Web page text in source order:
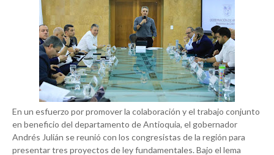
En un esfuerzo por promover la colaboración y el trabajo conjunto
en beneficio del departamento de Antioquia, el gobernador
Andrés Julián se reunió con los congresistas de la región para
presentar tres proyectos de ley fundamentales. Bajo el lema